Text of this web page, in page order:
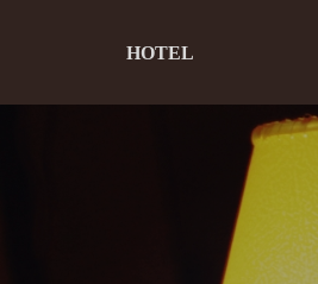
HOTEL